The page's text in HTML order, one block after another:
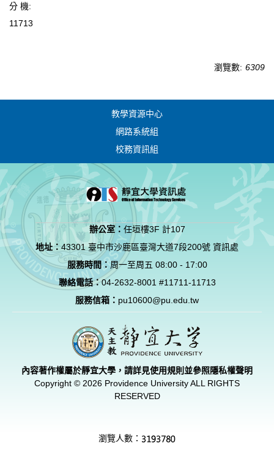
分 機:
11713
瀏覽數: 6309
瀏覽人數：
教學資源中心
網路系統組
校務資訊組
辦公室： 任垣樓3F 計107
地址：43301 臺中市沙鹿區臺灣大道7段200號 資訊處
服務時間：周一至周五 08:00 - 17:00
聯絡電話：04-2632-8001 #11711-11713
服務信箱： pu10600@pu.edu.tw
內容著作權屬於靜宜大學，請詳見使用規則並參照隱私權聲明
Copyright © 2026 Providence University ALL RIGHTS
RESERVED